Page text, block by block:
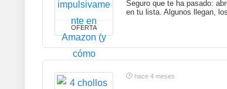
OFERTA
Seguro que te ha pasado:
en tu lista. Algunos llegan,
hace 4 meses